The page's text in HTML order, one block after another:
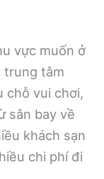
vực muốn ở
trung tâm
chỗ vui chơi,
sân bay về
khách sạn
chi phí đi